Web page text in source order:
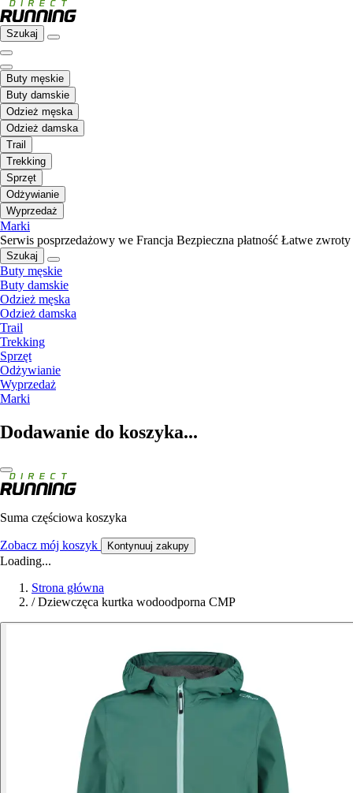
Szukaj
Buty męskie
Buty damskie
Odzież męska
Odzież damska
Trail
Trekking
Sprzęt
Odżywianie
Wyprzedaż
Marki
Serwis posprzedażowy we Francja Bezpieczna płatność Łatwe zwroty
Szukaj
Buty męskie
Buty damskie
Odzież męska
Odzież damska
Trail
Trekking
Sprzęt
Odżywianie
Wyprzedaż
Marki
Dodawanie do koszyka...
Suma częściowa koszyka
Zobacz mój koszyk Kontynuuj zakupy
Loading...
Strona główna
/ Dziewczęca kurtka wodoodporna CMP